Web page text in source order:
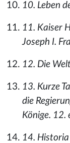
10. Leben
11. Kaiser
Joseph I.
12. Die
13. Kurze
die
Könige. 12.
14.